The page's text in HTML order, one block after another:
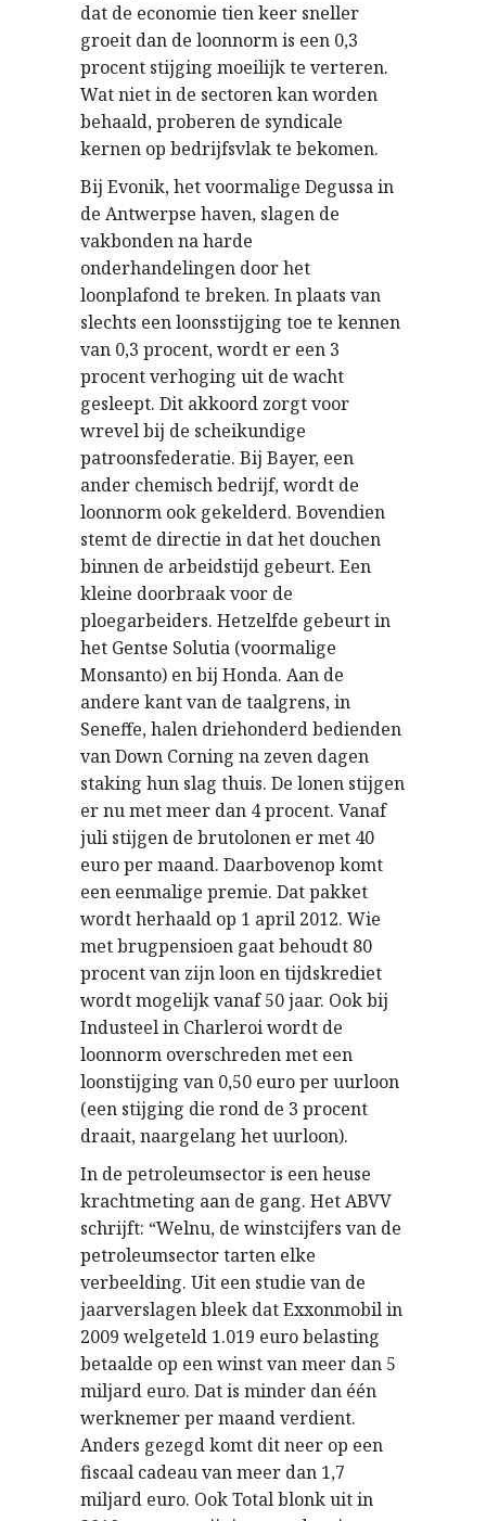
dat de economie tien keer sneller
groeit dan de loonnorm is een 0,3
procent stijging moeilijk te verteren.
Wat niet in de sectoren kan worden
behaald, proberen de syndicale
kernen op bedrijfsvlak te bekomen.
Bij Evonik, het voormalige Degussa in
de Antwerpse haven, slagen de
vakbonden na harde
onderhandelingen door het
loonplafond te breken. In plaats van
slechts een loonsstijging toe te kennen
van 0,3 procent, wordt er een 3
procent verhoging uit de wacht
gesleept. Dit akkoord zorgt voor
wrevel bij de scheikundige
patroonsfederatie. Bij Bayer, een
ander chemisch bedrijf, wordt de
loonnorm ook gekelderd. Bovendien
stemt de directie in dat het douchen
binnen de arbeidstijd gebeurt. Een
kleine doorbraak voor de
ploegarbeiders. Hetzelfde gebeurt in
het Gentse Solutia (voormalige
Monsanto) en bij Honda. Aan de
andere kant van de taalgrens, in
Seneffe, halen driehonderd bedienden
van Down Corning na zeven dagen
staking hun slag thuis. De lonen stijgen
er nu met meer dan 4 procent. Vanaf
juli stijgen de brutolonen er met 40
euro per maand. Daarbovenop komt
een eenmalige premie. Dat pakket
wordt herhaald op 1 april 2012. Wie
met brugpensioen gaat behoudt 80
procent van zijn loon en tijdskrediet
wordt mogelijk vanaf 50 jaar. Ook bij
Industeel in Charleroi wordt de
loonnorm overschreden met een
loonstijging van 0,50 euro per uurloon
(een stijging die rond de 3 procent
draait, naargelang het uurloon).
In de petroleumsector is een heuse
krachtmeting aan de gang. Het ABVV
schrijft: “Welnu, de winstcijfers van de
petroleumsector tarten elke
verbeelding. Uit een studie van de
jaarverslagen bleek dat Exxonmobil in
2009 welgeteld 1.019 euro belasting
betaalde op een winst van meer dan 5
miljard euro. Dat is minder dan één
werknemer per maand verdient.
Anders gezegd komt dit neer op een
fiscaal cadeau van meer dan 1,7
miljard euro. Ook Total blonk uit in